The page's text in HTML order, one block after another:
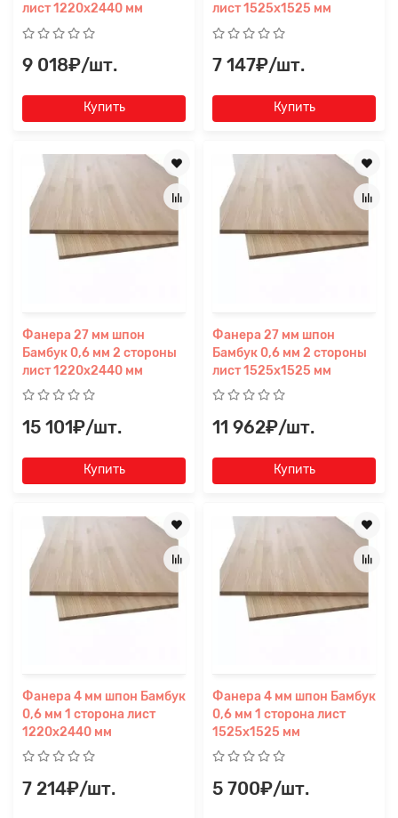
лист 1220х2440 мм
9 018₽/шт.
Купить
лист 1525х1525 мм
7 147₽/шт.
Купить
Фанера 27 мм шпон
Бамбук 0,6 мм 2 стороны
лист 1220х2440 мм
15 101₽/шт.
Купить
Фанера 27 мм шпон
Бамбук 0,6 мм 2 стороны
лист 1525х1525 мм
11 962₽/шт.
Купить
Фанера 4 мм шпон Бамбук
0,6 мм 1 сторона лист
1220х2440 мм
7 214₽/шт.
Фанера 4 мм шпон Бамбук
0,6 мм 1 сторона лист
1525х1525 мм
5 700₽/шт.